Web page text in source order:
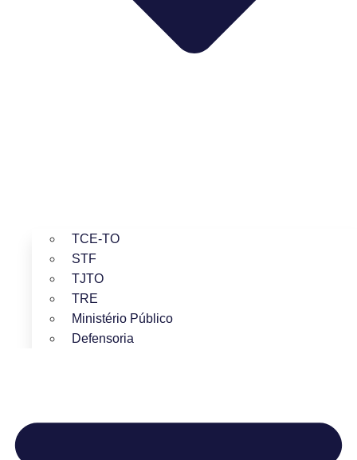
TCE-TO
STF
TJTO
TRE
Ministério Público
Defensoria